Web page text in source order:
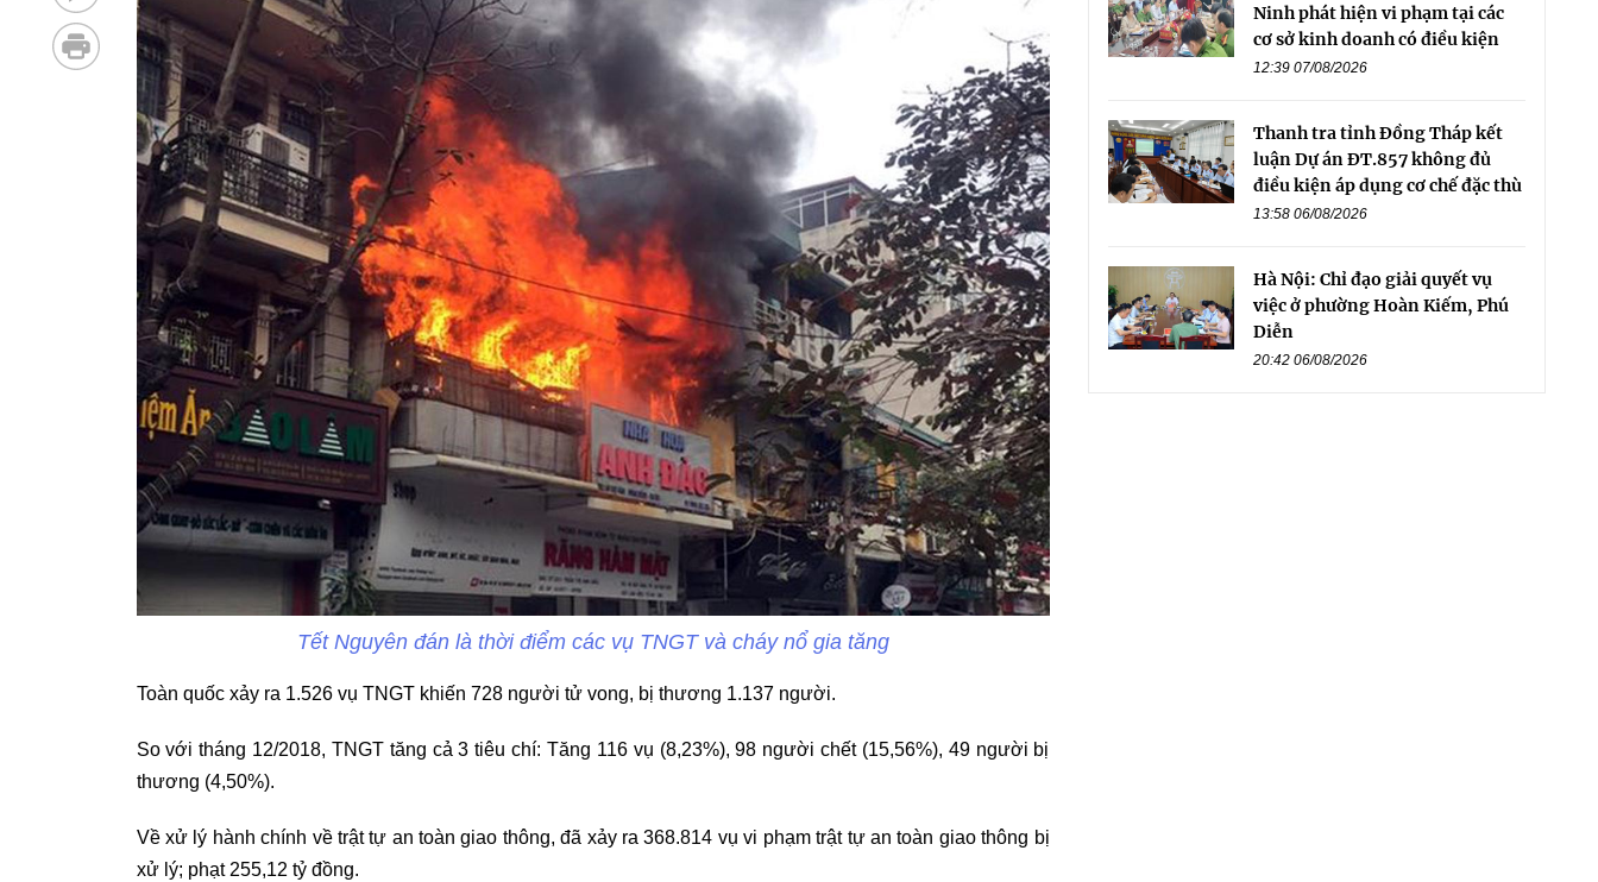
Tết Nguyên đán là thời điểm các vụ TNGT và cháy nổ gia tăng
Toàn quốc xảy ra 1.526 vụ TNGT khiến 728 người tử vong, bị thương 1.137 người.
So với tháng 12/2018, TNGT tăng cả 3 tiêu chí: Tăng 116 vụ (8,23%), 98 người chết (15,56%), 49 người bị
thương (4,50%).
Về xử lý hành chính về trật tự an toàn giao thông, đã xảy ra 368.814 vụ vi phạm trật tự an toàn giao thông bị
xử lý; phạt 255,12 tỷ đồng.
Ninh phát hiện vi phạm tại các
cơ sở kinh doanh có điều kiện
12:39 07/08/2026
Thanh tra tỉnh Đồng Tháp kết
luận Dự án ĐT.857 không đủ
điều kiện áp dụng cơ chế đặc thù
13:58 06/08/2026
Hà Nội: Chỉ đạo giải quyết vụ
việc ở phường Hoàn Kiếm, Phú
Diễn
20:42 06/08/2026